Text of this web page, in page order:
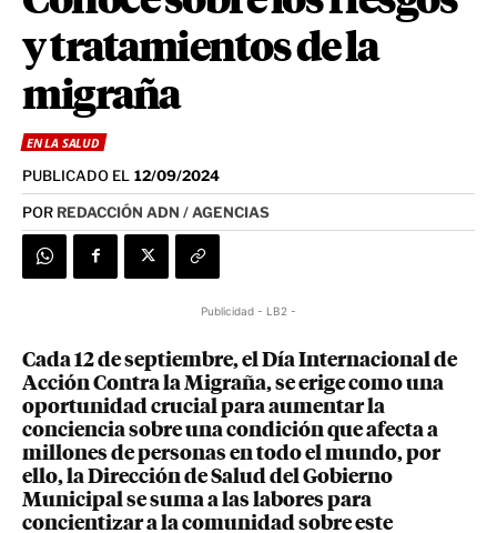
y tratamientos de la
migraña
EN LA SALUD
PUBLICADO EL 12/09/2024
POR REDACCIÓN ADN / AGENCIAS
Publicidad - LB2 -
Cada 12 de septiembre, el Día Internacional de
Acción Contra la Migraña, se erige como una
oportunidad crucial para aumentar la
conciencia sobre una condición que afecta a
millones de personas en todo el mundo, por
ello, la Dirección de Salud del Gobierno
Municipal se suma a las labores para
concientizar a la comunidad sobre este